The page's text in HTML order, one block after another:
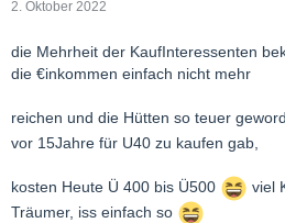
2. Oktober 2022
die Mehrheit der KaufInteressenten
die €inkommen einfach nicht mehr
reichen und die Hütten so teuer
vor 15Jahre für U40 zu kaufen gab,
kosten Heute Ü 400 bis Ü500
viel
Träumer, iss einfach so